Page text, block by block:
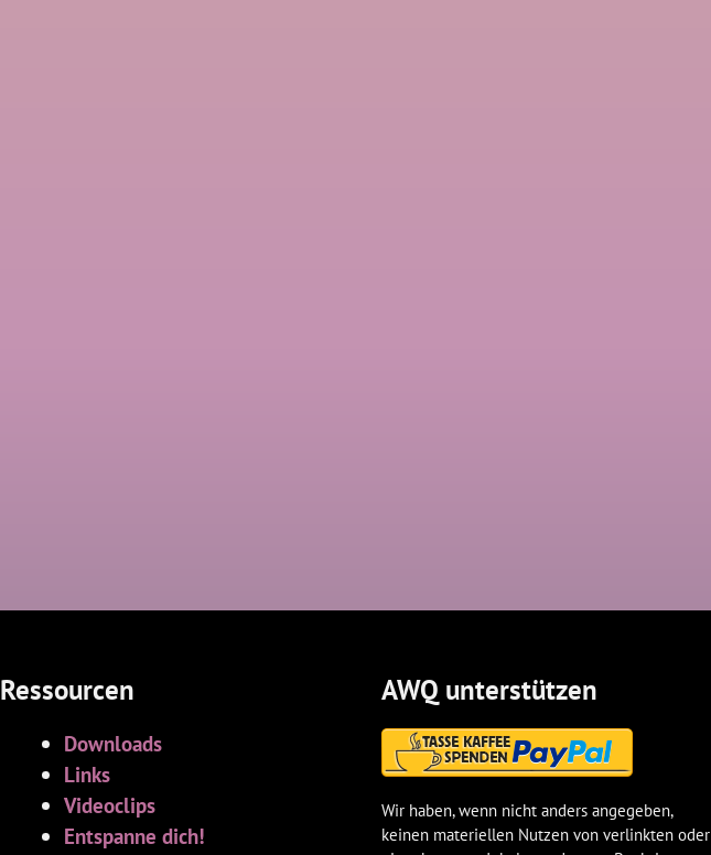
Ressourcen
Downloads
Links
Videoclips
Entspanne dich!
AWQ unterstützen
Wir haben, wenn nicht anders angegeben,
keinen materiellen Nutzen von verlinkten oder